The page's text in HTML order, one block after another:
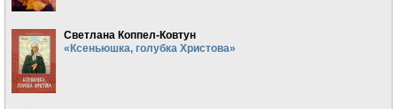
Светлана Коппел-Ковтун
«Ксеньюшка, голубка Христова»